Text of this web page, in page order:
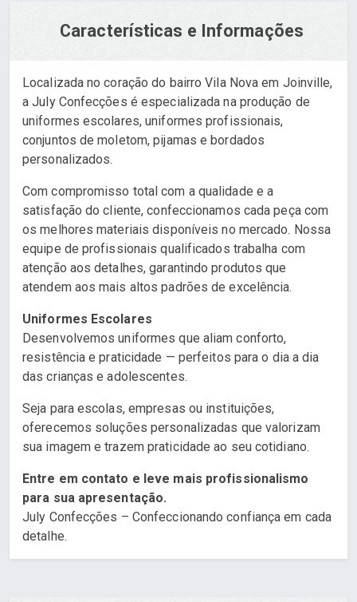
Características e Informações
Localizada no coração do bairro Vila Nova em Joinville,
a July Confecções é especializada na produção de
uniformes escolares, uniformes profissionais,
conjuntos de moletom, pijamas e bordados
personalizados.
Com compromisso total com a qualidade e a
satisfação do cliente, confeccionamos cada peça com
os melhores materiais disponíveis no mercado. Nossa
equipe de profissionais qualificados trabalha com
atenção aos detalhes, garantindo produtos que
atendem aos mais altos padrões de excelência.
Uniformes Escolares
Desenvolvemos uniformes que aliam conforto,
resistência e praticidade — perfeitos para o dia a dia
das crianças e adolescentes.
Seja para escolas, empresas ou instituições,
oferecemos soluções personalizadas que valorizam
sua imagem e trazem praticidade ao seu cotidiano.
Entre em contato e leve mais profissionalismo
para sua apresentação.
July Confecções – Confeccionando confiança em cada
detalhe.